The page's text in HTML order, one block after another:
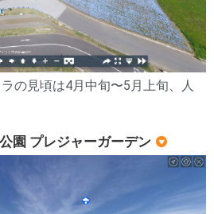
の見頃は4月中旬〜5月上旬、人
園 プレジャーガーデン